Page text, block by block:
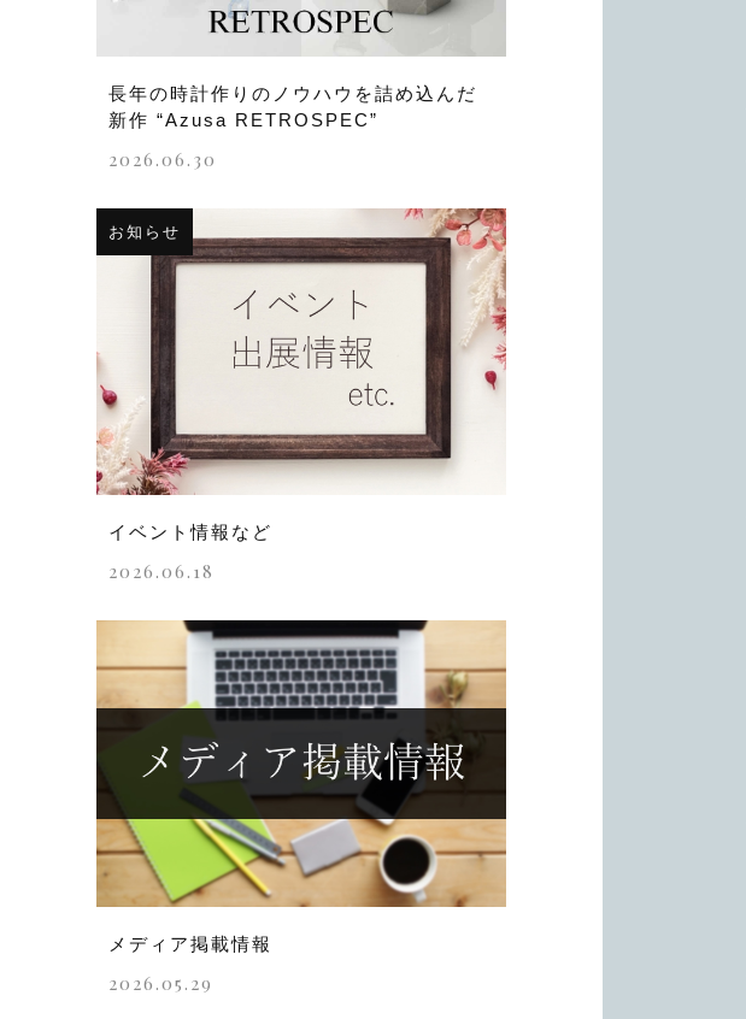
長年の時計作りのノウハウを詰め込んだ
新作 “Azusa RETROSPEC”
2026.06.30
お知らせ
イベント情報など
2026.06.18
メディア掲載情報
2026.05.29